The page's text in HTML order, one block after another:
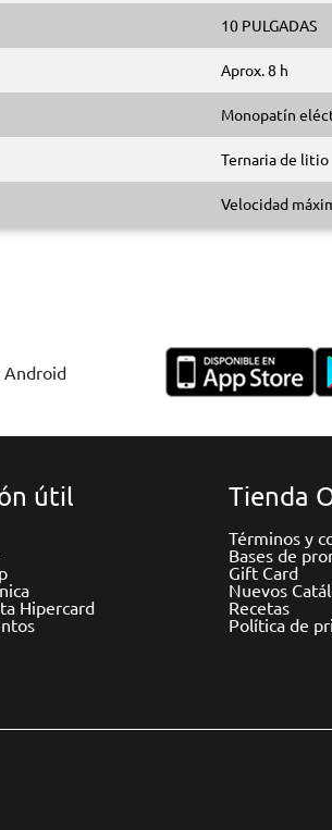
10 PULGADAS
Aprox. 8 h
Monopatín
Ternaria de litio
Velocidad
Android
útil
Hipercard
Tienda
Términos y
Bases de
Gift Card
Nuevos
Recetas
Política de